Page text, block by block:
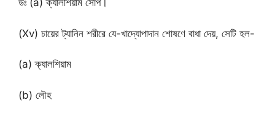
উঃ (a) ক্যালশিয়াম সোপ।
(Xv) চায়ের ট্যানিন শরীরে যে-খাদ্যোপাদান শোষণে বাধা দেয়, সেটি হল-
(a) ক্যালশিয়াম
(b) লৌহ